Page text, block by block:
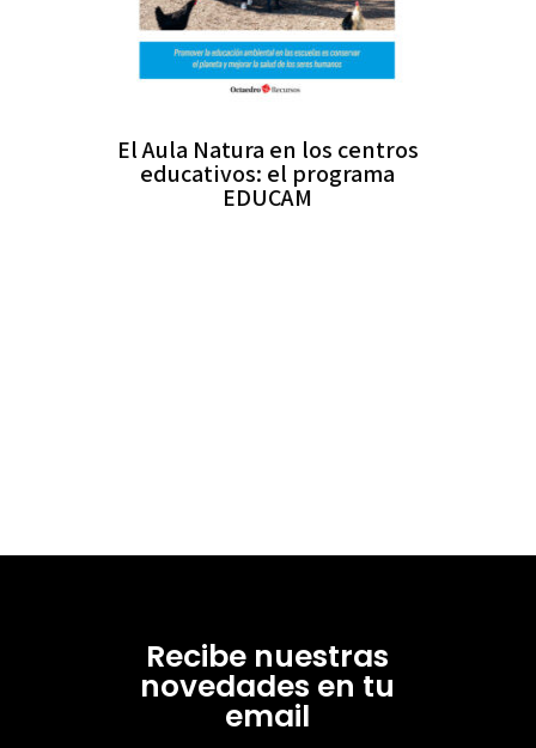
El Aula Natura en los centros
educativos: el programa
EDUCAM
Recibe nuestras
novedades en tu
email